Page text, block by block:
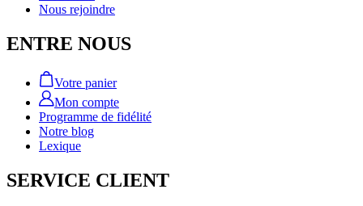
Nous rejoindre
ENTRE NOUS
Votre panier
Mon compte
Programme de fidélité
Notre blog
Lexique
SERVICE CLIENT